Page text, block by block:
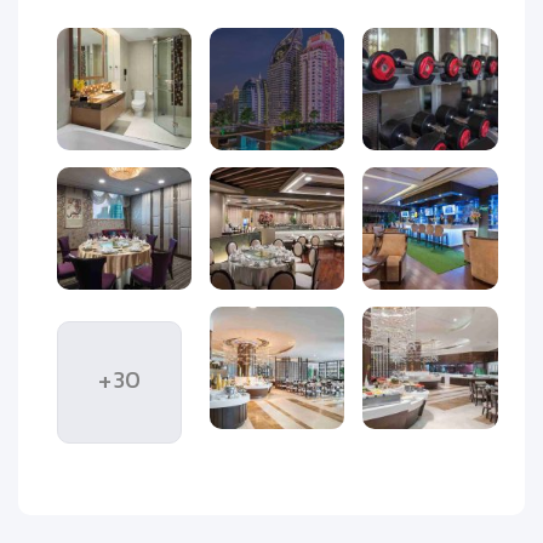
مقاصد گردشگری آسیای جنوب‌شرقی است. در میان هتل‌های
لوکس این شهر،
هتل برکلی پراتیونام بانکوک (The Berkeley Hotel
Pratunam) در منطقه‌ای پرجنب‌وجوش و محبوب میان خریداران قرار
دارد و به‌عنوان یکی از بهترین گزینه‌ها برای مسافران ایرانی شناخته
می‌شود.
این هتل پنج‌ستاره با موقعیت ممتاز در منطقه‌یپراتیونام
(Pratunam)
و در نزدیکی بازار معروف پوشاک و مرکز خریدپلاتینیوم
فشن مال (Platinum Fashion Mall)
واقع شده است. معماری مدرن،
لابی مجلل و اتاق‌های بزرگ با طراحی لوکس باعث شده برکلی
پراتیونام در میان مسافران خانوادگی و تجاری، جایگاه ویژه‌ای
داشته باشد.
هتل برکلی پراتیونام بانکوکامکانات کاملی از جمله استخر روباز با
نمای شهری، سالن بدنسازی حرفه‌ای، مرکز اسپا، چندین رستوران
+30